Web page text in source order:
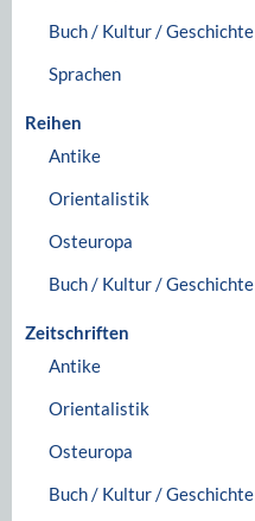
Buch / Kultur / Geschichte
Sprachen
Reihen
Antike
Orientalistik
Osteuropa
Buch / Kultur / Geschichte
Zeitschriften
Antike
Orientalistik
Osteuropa
Buch / Kultur / Geschichte